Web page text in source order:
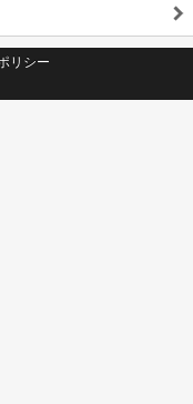
リシー